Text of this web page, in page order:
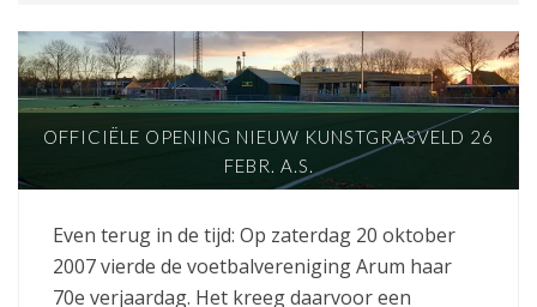
OFFICIËLE OPENING NIEUW KUNSTGRASVELD 26
FEBR. A.S.
Even terug in de tijd: Op zaterdag 20 oktober
2007 vierde de voetbalvereniging Arum haar
70e verjaardag. Het kreeg daarvoor een